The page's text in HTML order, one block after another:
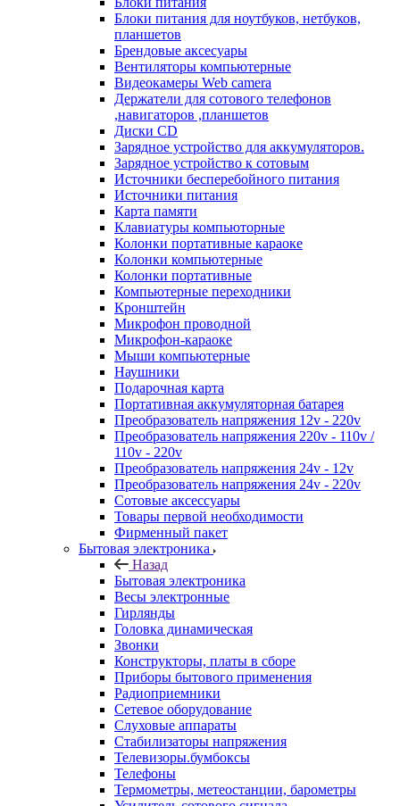
Блоки питания для ноутбуков, нетбуков,
планшетов
Брендовые аксесуары
Вентиляторы компьютерные
Видеокамеры Web camera
Держатели для сотового телефонов
,навигаторов ,планшетов
Диски CD
Зарядное устройство для аккумуляторов.
Зарядное устройство к сотовым
Источники бесперебойного питания
Источники питания
Карта памяти
Клавиатуры компьюторные
Колонки портативные караоке
Колонки компьютерные
Колонки портативные
Компьютерные переходники
Кронштейн
Микрофон проводной
Микрофон-караоке
Мыши компьютерные
Наушники
Подарочная карта
Портативная аккумуляторная батарея
Преобразователь напряжения 12v - 220v
Преобразователь напряжения 220v - 110v /
110v - 220v
Преобразователь напряжения 24v - 12v
Преобразователь напряжения 24v - 220v
Сотовые аксессуары
Товары первой необходимости
Фирменный пакет
Бытовая электроника
Назад
Бытовая электроника
Весы электронные
Гирлянды
Головка динамическая
Звонки
Конструкторы, платы в сборе
Приборы бытового применения
Радиоприемники
Сетевое оборудование
Слуховые аппараты
Стабилизаторы напряжения
Телевизоры.бумбоксы
Телефоны
Термометры, метеостанции, барометры